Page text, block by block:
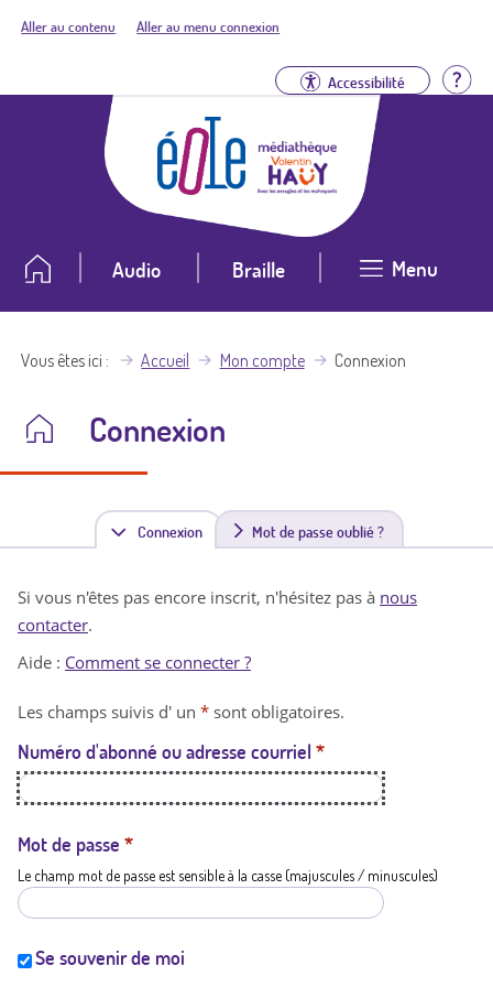
Aller au contenu Aller au menu connexion
Accessibilité
Audio Braille Menu
Vous êtes ici Accueil Mon compte Connexion
Connexion
Connexion(
n
t
a
t
i
Mot de passe oublié ?
Si vous n'êtes pas encore inscrit, n'hésitez pas à nous
contacter.
Aide : Comment se connecter ?
Les champs suivis d' un * sont obligatoires.
Numéro d'abonné ou adresse courriel *
Mot de passe *
Le champ mot de passe est sensible à la casse (majuscules / minuscules)
Se souvenir de moi